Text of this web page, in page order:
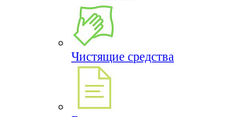
Чистящие средства